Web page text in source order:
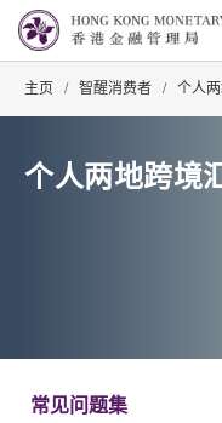
主页 / 智醒消费者 / 个人
个人两地跨境
常见问题集